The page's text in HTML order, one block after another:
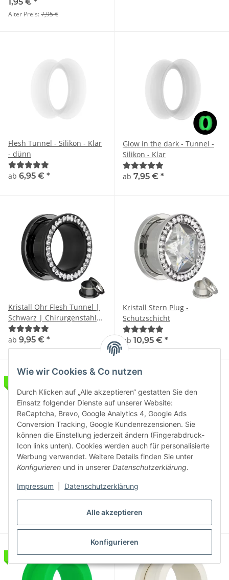
Alle akzeptieren
Konfigurieren
Wie wir Cookies & Co nutzen
Durch Klicken auf „Alle akzeptieren“ gestatten Sie den
Einsatz folgender Dienste auf unserer Website:
ReCaptcha, Brevo, Google Analytics 4, Google Ads
Conversion Tracking, Google Kundenrezensionen. Sie
können die Einstellung jederzeit ändern (Fingerabdruck-
Icon links unten). Cookies werden auch für personalisierte
Werbung verwendet. Weitere Details finden Sie unter
Konfigurieren und in unserer Datenschutzerklärung.
Impressum Datenschutzerklärung
Alter Preis:7,95 €
Flesh Tunnel - Silikon - Klar
- dünn
ab 6,95 € *
Glow in the dark - Tunnel -
Silikon - Klar
ab 7,95 € *
Kristall Ohr Flesh Tunnel |
Schwarz | Chirurgenstahl
Gewinde Ohrtunnel
ab 9,95 € *
Kristall Stern Plug -
Schutzschicht
ab 10,95 € *
Picture Plug - Gewinde -
Stern Grau-Schwarz
0,95 €*
Picture Plug - Gewinde -
Alter Preis:
SALE 63%